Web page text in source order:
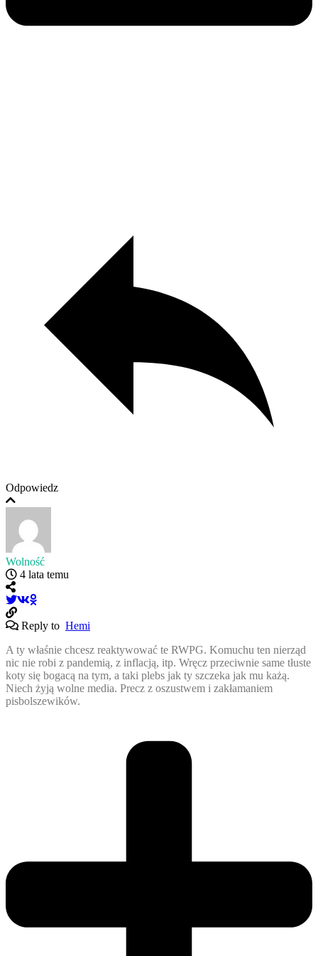
Odpowiedz
Wolność
4 lata temu
Reply to Hemi
A ty właśnie chcesz reaktywować te RWPG. Komuchu ten nierząd
nic nie robi z pandemią, z inflacją, itp. Wręcz przeciwnie same tłuste
koty się bogacą na tym, a taki plebs jak ty szczeka jak mu każą.
Niech żyją wolne media. Precz z oszustwem i zakłamaniem
pisbolszewików.